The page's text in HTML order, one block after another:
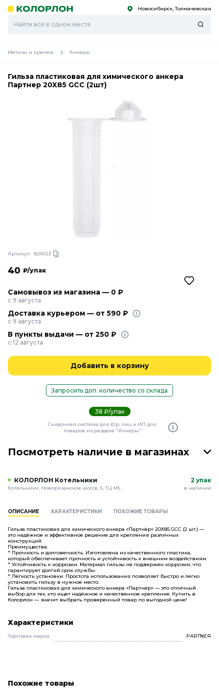
Скоро
Скоро Новосибирск, Толмачевская
Метизы и крепеж Анкеры
Гильза пластиковая для химического анкера
Партнер 20X85 GCC (2шт)
Артикул: 826023
40 ₽/упак
Самовывоз из магазина — 0 ₽
с 9 августа
Доставка курьером — от 590 ₽
с 9 августа
В пункты выдачи — от 250 ₽
с 12 августа
Добавить в корзину
Запросить доп. количество со склада
38 ₽/упак
Скидочная система для Юр. лиц и ИП для
товаров из раздела "Анкеры"
Посмотреть наличие в магазинах
КОЛОРЛОН Котельники
Котельники, Новорязанское шоссе, 5, ТЦ М5
2 упак
в наличии
ОПИСАНИЕ ХАРАКТЕРИСТИКИ ПОХОЖИЕ ТОВАРЫ
Гильза пластиковая для химического анкера «Партнёр» 20X85 GCC (2 шт.) —
это надёжное и эффективное решение для крепления различных
конструкций.
Преимущества:
* Прочность и долговечность. Изготовлена из качественного пластика,
который обеспечивает прочность и устойчивость к внешним воздействиям.
* Устойчивость к коррозии. Материал гильзы не подвержен коррозии, что
гарантирует долгий срок службы.
* Лёгкость установки. Простота использования позволяет быстро и легко
установить гильзу в нужное место.
Гильза пластиковая для химического анкера «Партнёр» — это отличный
выбор для тех, кто ищет надёжное и качественное крепление. Купить в
Колорлон — значит выбрать проверенный товар по выгодной цене!
Характеристики
Торговая марка PARTNER
Похожие товары